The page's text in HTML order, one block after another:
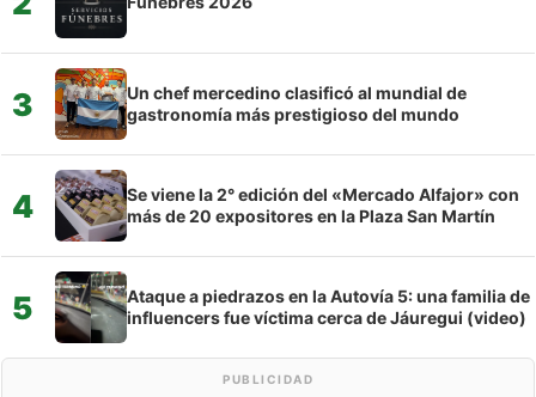
3
Un chef mercedino clasificó al mundial de
gastronomía más prestigioso del mundo
4
Se viene la 2° edición del «Mercado Alfajor» con
más de 20 expositores en la Plaza San Martín
5
Ataque a piedrazos en la Autovía 5: una familia de
influencers fue víctima cerca de Jáuregui (video)
PUBLICIDAD